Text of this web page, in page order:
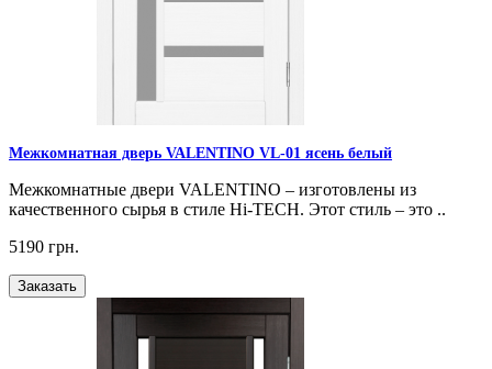
Межкомнатная дверь VALENTINO VL-01 ясень белый
Межкомнатные двери VALENTINO – изготовлены из
качественного сырья в стиле Hi-TECH. Этот стиль – это ..
5190 грн.
Заказать